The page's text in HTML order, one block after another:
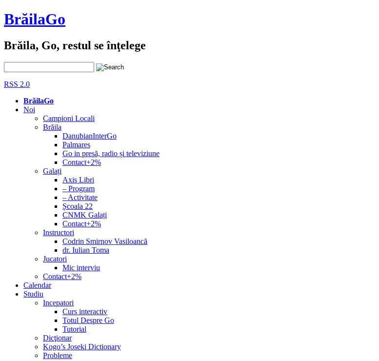
BrăilaGo
Brăila, Go, restul se înţelege
RSS 2.0
BrăilaGo
Noi
Campioni Locali
Brăila
DanubianInterGo
Palmares
Go in presă, radio și televiziune
Contact+2%
Galați
Axis Libri
– Program
– Activitate
Școala 22
CNMK Galați
Contact+2%
Instructori
Codrin Smirnov Vasiloancă
dr. Iulian Toma
Jucatori
Mic interviu
Contact+2%
Calendar
Studiu
Incepatori
Curs interactiv
Totul Despre Go
Tutorial
Dicţionar
Kogo’s Joseki Dictionary
Probleme